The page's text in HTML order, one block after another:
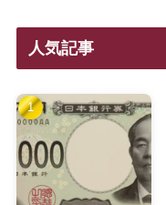
人気記事